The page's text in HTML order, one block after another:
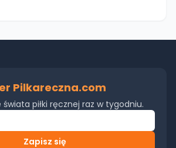
Pilkareczna.com
świata piłki ręcznej raz w tygodniu.
Zapisz się